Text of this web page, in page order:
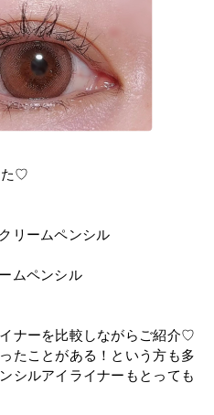
た♡
リームペンシル
ムペンシル
ナーを比較しながらご紹介♡
たことがある！という方も多
シルアイライナーもとっても